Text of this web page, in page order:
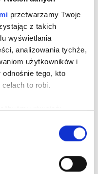
przetwarzamy Twoje
z takich
wyświetlania
analizowania tychże,
użytkowników i
tego, kto
to robi.
również:
nawet do kilku metrów
danych (fingerprinting,
Price
€ 72.00
€ 85.00 regular price